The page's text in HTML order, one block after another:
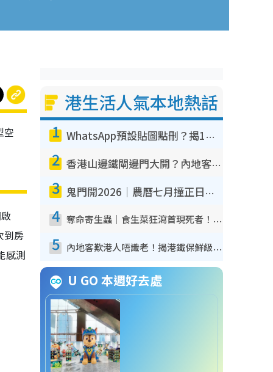
空
到房
感測
港生活人氣本地熱話
1 WhatsApp預設貼圖點刪？揭1招「反向操作」還原簡潔介面 附3步實測教學
2 香港山邊鐵閘邊門大開？內地客困惑意義何在！網民神回覆：呢種叫法理性防禦
3 鬼門開2026｜農曆七月撞正日全食特別邪？專家警告切忌做一事！揭4大禁忌+2招保平安
4 奪命寄生蟲｜食生菜狂瀉首現死者！疫潮惡化錄1.8萬宗病例 揭洗菜3大謬誤
5 內地客歎港人唔識老！揭港鐵保鮮級冷氣 港人求放過：咪投訴
U GO 本週好去處